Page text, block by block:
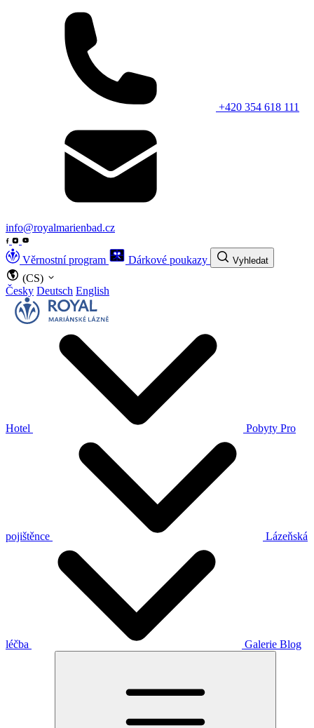
+420 354 618 111
info@royalmarienbad.cz
Věrnostní program Dárkové poukazy Vyhledat
(CS)
Česky Deutsch English
Hotel Pobyty Pro
pojištěnce Lázeňská
léčba Galerie Blog